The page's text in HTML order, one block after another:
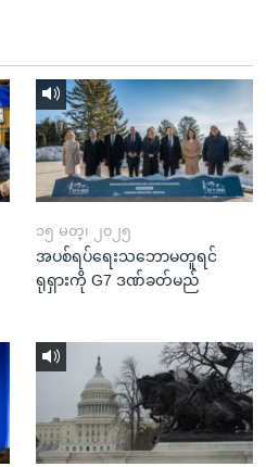
၁၅ မတ္၊ ၂၀၂၅
အပစ်ရပ်ရေးသဘောမတူရင်
ရုရှားကို G7 ဒဏ်ခတ်မည်